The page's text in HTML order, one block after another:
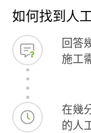
如何找到人
回答
施工
在幾
的人